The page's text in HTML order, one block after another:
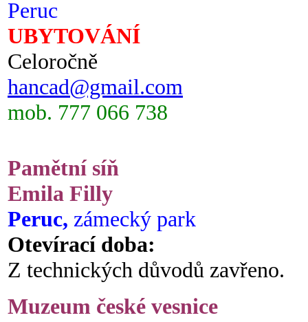
Peruc
UBYTOVÁNÍ
Celoročně
hancad@gmail.com
mob. 777 066 738
Pamětní síň
Emila Filly
Peruc, zámecký park
Otevírací doba:
Z technických důvodů zavřeno.
Muzeum české vesnice